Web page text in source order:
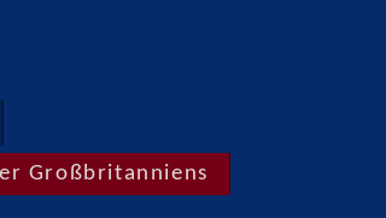
Großbritanniens